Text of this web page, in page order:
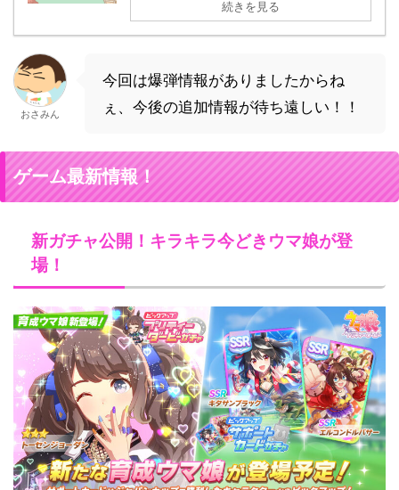
続きを見る
おさみん
今回は爆弾情報がありましたからね
ぇ、今後の追加情報が待ち遠しい！！
ゲーム最新情報！
新ガチャ公開！ キラキラ今どきウマ娘が登
場！